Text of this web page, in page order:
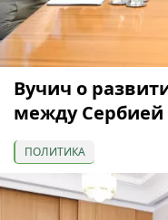
Вучич о
между
ПОЛИТИКА